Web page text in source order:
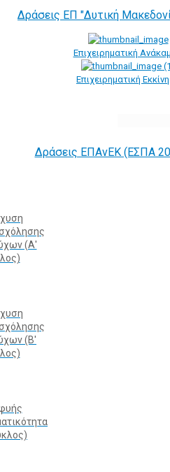
Δράσεις ΕΠ "Δυτική
Επιχειρηματική
Επιχειρηματική
Δράσεις ΕΠΑνΕΚ (ΕΣΠΑ
(Α'
(Β'